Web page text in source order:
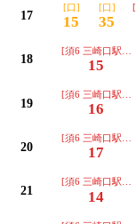
17
[口]
15
[口]
35
18
[須6 三崎口駅経
15
19
[須6 三崎口駅経
16
20
[須6 三崎口駅経
17
21
[須6 三崎口駅経
14